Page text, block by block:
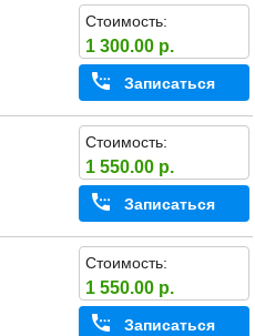
Стоимость:
1 300.00 р.
Записаться
Стоимость:
1 550.00 р.
Записаться
Стоимость:
1 550.00 р.
Записаться